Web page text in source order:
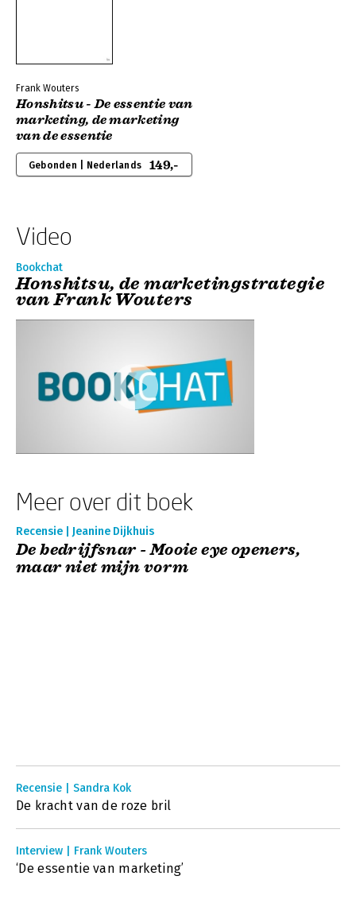
Frank Wouters
Honshitsu - De essentie van
marketing, de marketing
van de essentie
Gebonden | Nederlands 149,-
Video
Bookchat
Honshitsu, de marketingstrategie
van Frank Wouters
Meer over dit boek
Recensie | Jeanine Dijkhuis
De bedrijfsnar - Mooie eye openers,
maar niet mijn vorm
Recensie | Sandra Kok
De kracht van de roze bril
Interview | Frank Wouters
‘De essentie van marketing’